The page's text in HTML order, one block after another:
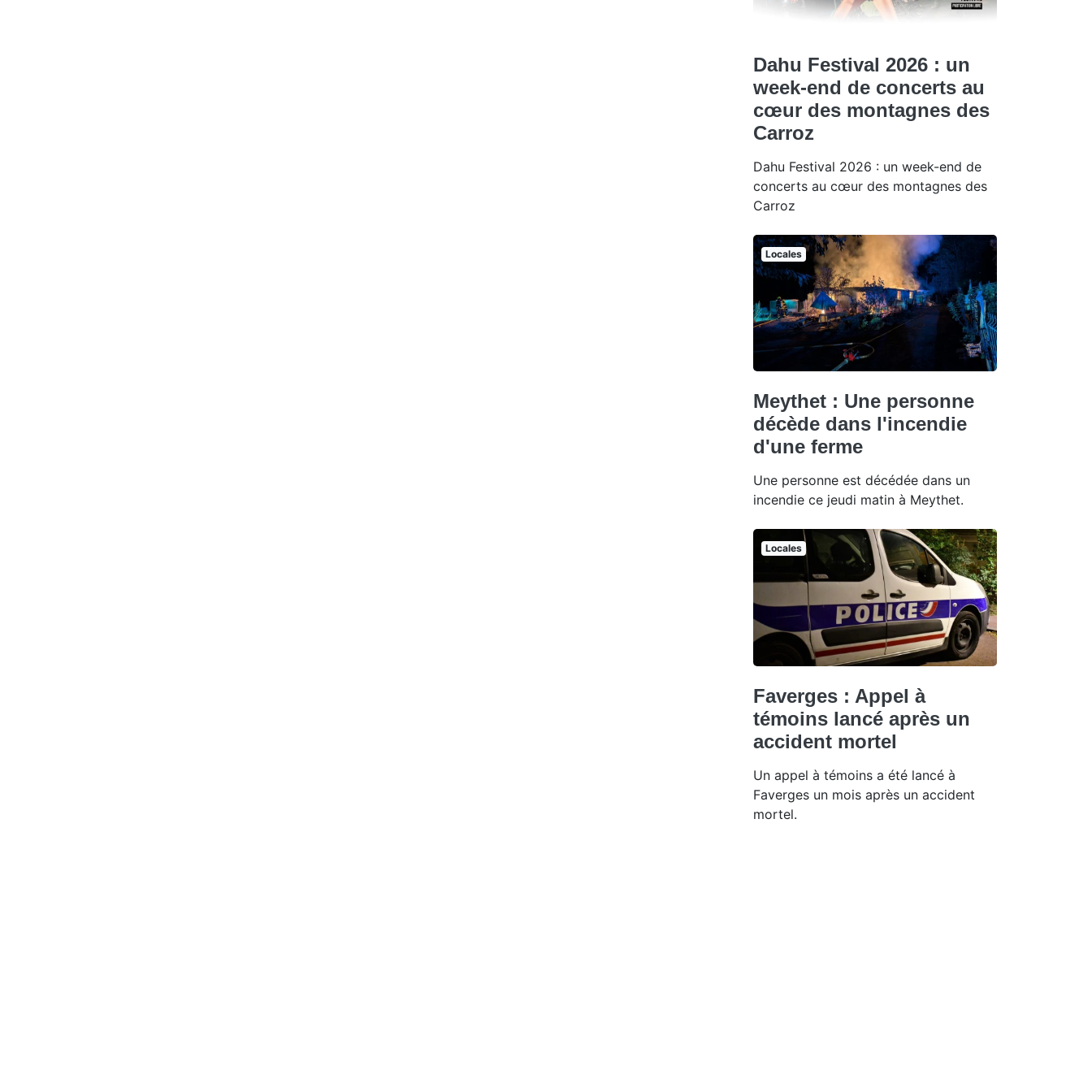
Dahu Festival 2026 : un
week-end de concerts au
cœur des montagnes des
Carroz
Dahu Festival 2026 : un week-end de
concerts au cœur des montagnes des
Carroz
Locales
Meythet : Une personne
décède dans l'incendie
d'une ferme
Une personne est décédée dans un
incendie ce jeudi matin à Meythet.
Locales
Faverges : Appel à
témoins lancé après un
accident mortel
Un appel à témoins a été lancé à
Faverges un mois après un accident
mortel.